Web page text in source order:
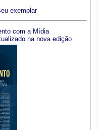
exemplar
com a Mídia
na nova edição